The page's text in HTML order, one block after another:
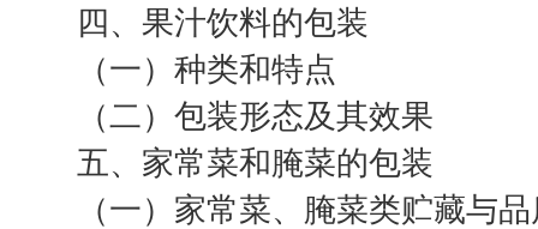
四、果汁饮料的包装
（一）种类和特点
（二）包装形态及其效果
五、家常菜和腌菜的包装
（一）家常菜、腌菜类贮藏与